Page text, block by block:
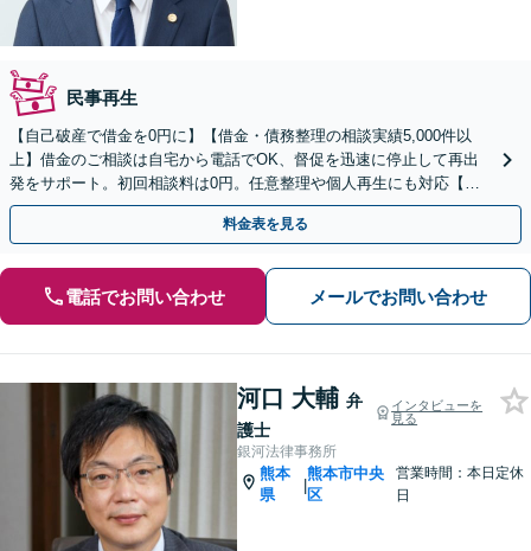
民事再生
【自己破産で借金を0円に】【借金・債務整理の相談実績5,000件以
上】借金のご相談は自宅から電話でOK、督促を迅速に停止して再出
発をサポート。初回相談料は0円。任意整理や個人再生にも対応【土
日祝日・夜間も相談受付】【費用の分割払い可】
料金表を見る
電話でお問い合わせ メールでお問い合わせ
河口 大輔 弁
護士
インタビューを
見る
銀河法律事務所
熊本
県
|
熊本市中央
区
営業時間：本日定休
日